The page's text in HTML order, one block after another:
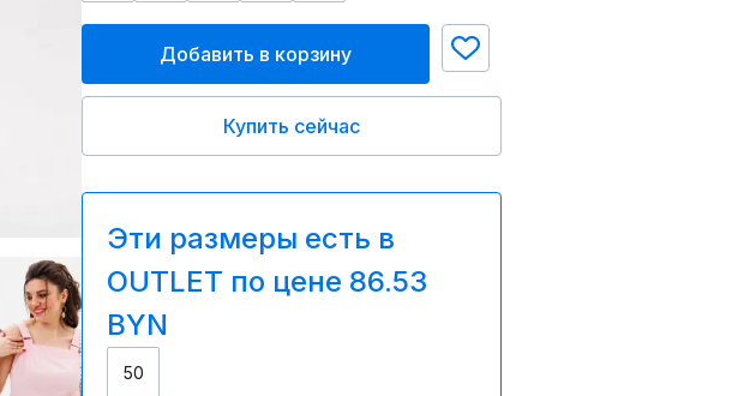
Добавить в корзину
Купить сейчас
Эти размеры есть в
OUTLET по цене 86.53
BYN
50